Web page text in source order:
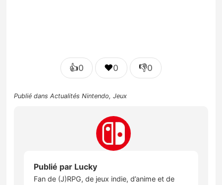
👍0 ❤️0 👎0
Publié dansActualités Nintendo,Jeux
Publié par Lucky
Fan de (J)RPG, de jeux indie, d’anime et de